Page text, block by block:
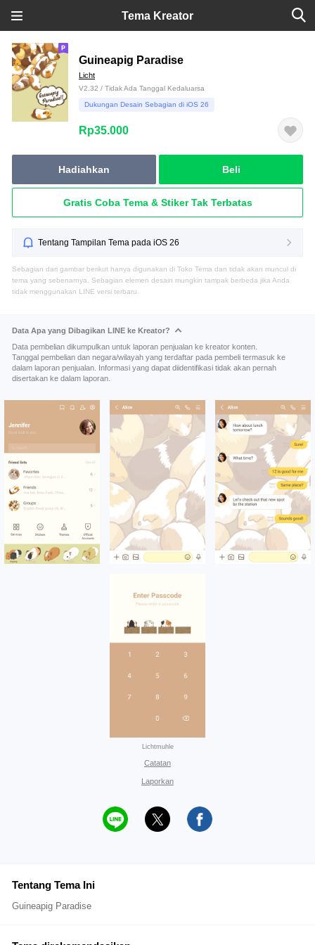
Tema Kreator
Guineapig Paradise
Licht
V2.32 / Tidak Ada Tanggal Kedaluarsa
Dukungan Desain Sebagian di iOS 26
Rp35.000
Hadiahkan Beli
Gratis Coba Tema & Stiker Tak Terbatas
Tentang Tampilan Tema pada iOS 26
Sebagian dari gambar berikut hanya digunakan di Toko Tema dan tidak akan muncul di
tema yang sebenarnya. Sebagian elemen desain mungkin tampak berbeda jika Anda
tidak menggunakan LINE versi terbaru.
Data Apa yang Dibagikan LINE ke Kreator?
Data pembelian dikumpulkan untuk laporan penjualan ke kreator konten.
Tanggal pembelian dan negara/wilayah yang terdaftar pada pembeli termasuk ke
dalam laporan penjualan. Informasi yang dapat diidentifikasi tidak akan pernah
disertakan ke dalam laporan.
Lichtmuhle
Catatan
Laporkan
Tentang Tema Ini
Guineapig Paradise